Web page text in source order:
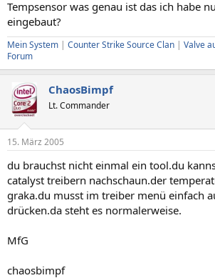
Tempsensor was genau ist das ich habe
eingebaut?
Mein System | Counter Strike Source Clan | Valve
Forum
ChaosBimpf
Lt. Commander
15. März 2005
du brauchst nicht einmal ein tool.du
catalyst treibern nachschaun.der
graka.du musst im treiber menü einfach
drücken.da steht es normalerweise.
MfG
chaosbimpf